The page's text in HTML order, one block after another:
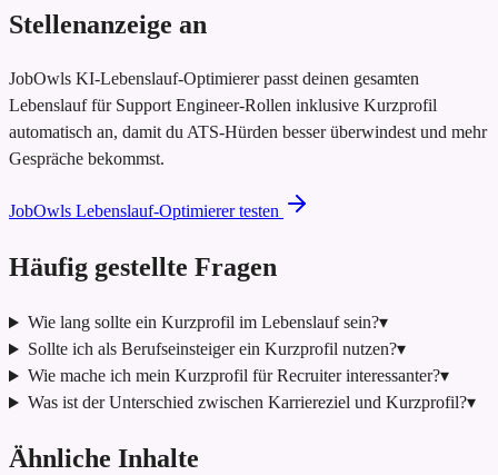
Stellenanzeige an
JobOwls KI-Lebenslauf-Optimierer passt deinen gesamten
Lebenslauf für Support Engineer-Rollen inklusive Kurzprofil
automatisch an, damit du ATS-Hürden besser überwindest und mehr
Gespräche bekommst.
JobOwls Lebenslauf-Optimierer testen
Häufig gestellte Fragen
Wie lang sollte ein Kurzprofil im Lebenslauf sein?▾
Sollte ich als Berufseinsteiger ein Kurzprofil nutzen?▾
Wie mache ich mein Kurzprofil für Recruiter interessanter?▾
Was ist der Unterschied zwischen Karriereziel und Kurzprofil?▾
Ähnliche Inhalte